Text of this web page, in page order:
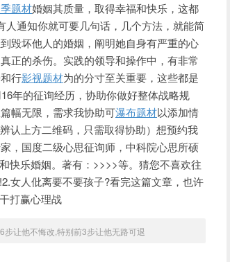
题材婚姻其质量，取得幸福和快乐，这都
通知你就可要几句话，几个方法，就能简
毁坏他人的婚姻，阐明她自身有严重的心
正的杀伤。实践的领导和操作中，有非常
行影视题材为的分寸至关重要，这些都是
年的征询经历，协助你做好整体战略规
幅无限，需求我协助可瀑布题材以添加情
认上方二维码，只需取得协助）想预约我
，国度二级心思征询师，中科院心思所硕
快乐婚姻。著有：>>>>等。猜您不喜欢往
女人仳离要不要孩子?看完这篇文章，也许
打赢心理战
步让他不悔改,特别前3步让他无路可退